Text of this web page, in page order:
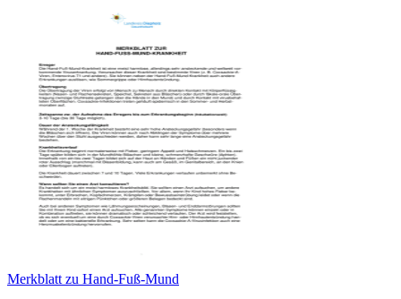
Merkblatt zu Hand-Fuß-Mund